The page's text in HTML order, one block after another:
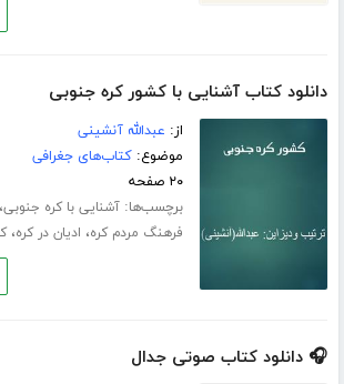
دانلود کتاب آشنایی با کشور کره جنوبی
از: عبدالله آنشینی
موضوع:کتاب‌های جغرافی
۲۰ صفحه
برچسب‌ها:آشنایی با کره جنوبی،
فرهنگ مردم کره، ادیان در کره،
🎧 دانلود کتاب صوتی جدال